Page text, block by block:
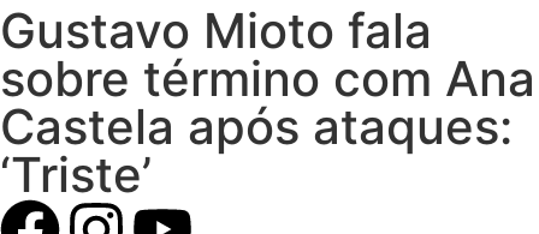
Gustavo Mioto fala
sobre término com Ana
Castela após ataques:
‘Triste’